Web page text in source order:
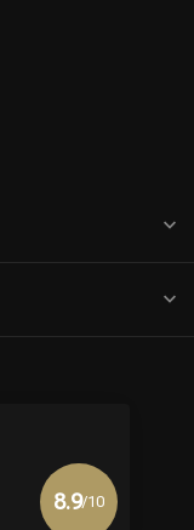
8.9/10